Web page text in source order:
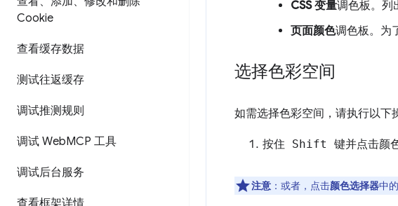
Cookie
查看缓存数据
测试往返缓存
调试推测规则
调试 WebMCP 工具
调试后台服务
查看框架详情
CSS 变量调色板。列
页面颜色调色板。为
选择色彩空间
如需选择色彩空间，请执行以下
按住 Shift 键并点击颜
注意 ：或者，点击颜色选择器中的